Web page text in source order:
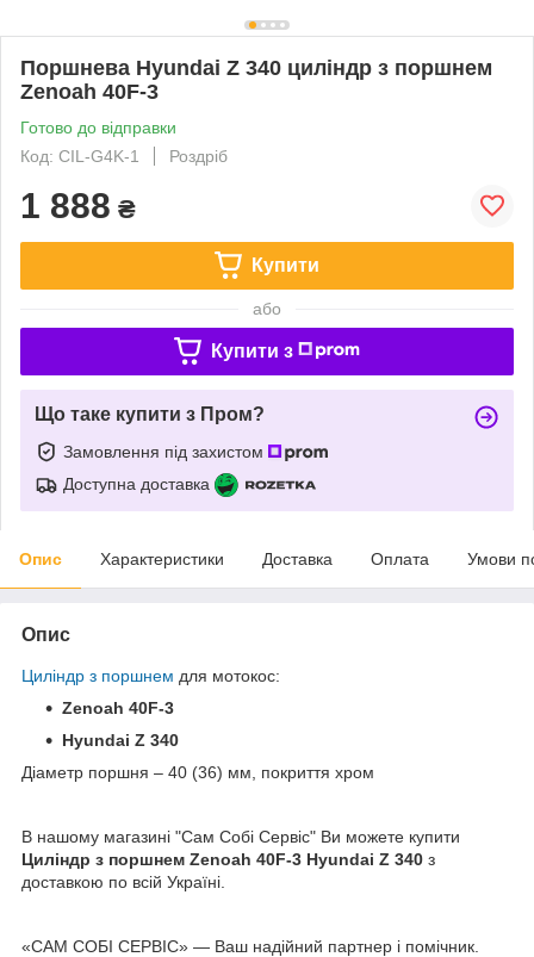
Поршнева Hyundai Z 340 циліндр з поршнем
Zenoah 40F-3
Готово до відправки
Код: CIL-G4K-1
Роздріб
1 888 ₴
Купити
або
Купити з
Що таке купити з Пром?
Замовлення під захистом
Доступна доставка
Опис Характеристики Доставка Оплата Умови
Опис
Циліндр з поршнем для мотокос:
Zenoah 40F-3
Hyundai Z 340
Діаметр поршня – 40 (36) мм, покриття хром
В нашому магазині "Сам Собі Сервіс" Ви можете купити
Циліндр з поршнем Zenoah 40F-3 Hyundai Z 340 з
доставкою по всій Україні.
«САМ СОБІ СЕРВІС» — Ваш надійний партнер і помічник.